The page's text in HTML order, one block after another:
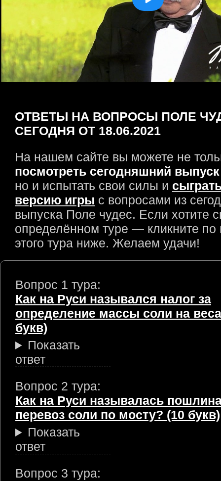
ОТВЕТЫ НА ВОПРОСЫ ПОЛЕ
СЕГОДНЯ ОТ 18.06.2021
На нашем сайте вы можете не
посмотреть сегодняшний
но и испытать свои силы и
версию игры с вопросами из
выпуска Поле чудес. Если хотите
определённом туре — кликните по
этого тура ниже. Желаем удачи!
Вопрос 1 тура:
Как на Руси назывался налог за
определение массы соли на
букв)
Показать
ответ
Вопрос 2 тура:
Как на Руси называлась
перевоз соли по мосту? (10 букв)
Показать
ответ
Вопрос 3 тура: